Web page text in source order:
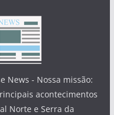
News - Nossa missão:
acontecimentos
Norte e Serra da